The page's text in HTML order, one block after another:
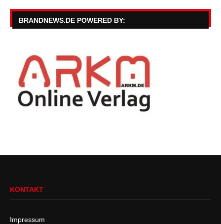
BRANDNEWS.DE POWERED BY:
KONTAKT
Impressum